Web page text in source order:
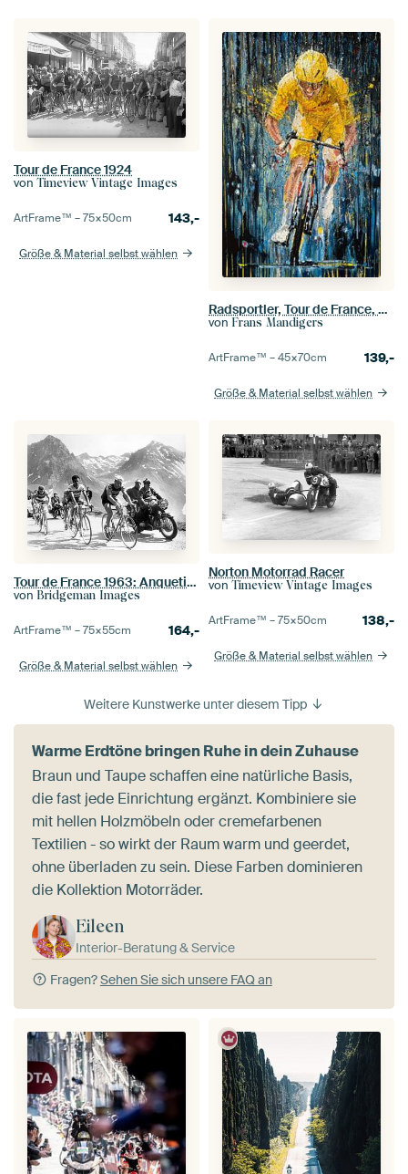
Tour de France 1924
von Timeview Vintage Images
ArtFrame™ –75×50cm 143,-
Größe & Material selbst wählen
Radsportler, Tour de France, Ausreißer, Gelbes Trikot, Tour de France
von Frans Mandigers
ArtFrame™ –45×70cm 139,-
Größe & Material selbst wählen
Tour de France 1963: Anquetil, Bahamontes und Poulidor
von Bridgeman Images
ArtFrame™ –75×55cm 164,-
Größe & Material selbst wählen
Norton Motorrad Racer
von Timeview Vintage Images
ArtFrame™ –75×50cm 138,-
Größe & Material selbst wählen
Weitere Kunstwerke unter diesem Tipp
Warme Erdtöne bringen Ruhe in dein Zuhause
Braun und Taupe schaffen eine natürliche Basis,
die fast jede Einrichtung ergänzt. Kombiniere sie
mit hellen Holzmöbeln oder cremefarbenen
Textilien - so wirkt der Raum warm und geerdet,
ohne überladen zu sein. Diese Farben dominieren
die Kollektion Motorräder.
Eileen
Interior-Beratung & Service
Fragen?Sehen Sie sich unsere FAQ an